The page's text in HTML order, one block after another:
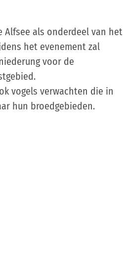
als onderdeel van het
het evenement zal
voor de
vogels verwachten die in
hun broedgebieden.